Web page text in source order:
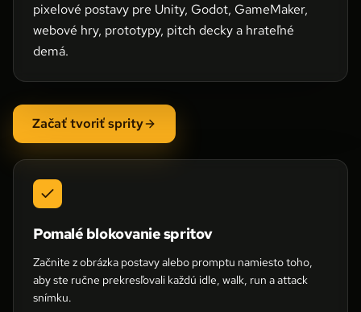
pixelové postavy pre Unity, Godot, GameMaker,
webové hry, prototypy, pitch decky a hrateľné
demá.
Začať tvoriť sprity
Pomalé blokovanie spritov
Začnite z obrázka postavy alebo promptu namiesto toho,
aby ste ručne prekresľovali každú idle, walk, run a attack
snímku.